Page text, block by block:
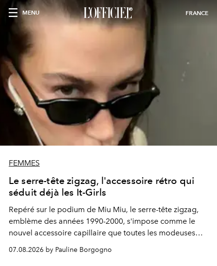
MENU FRANCE
FEMMES
Le serre-tête zigzag, l'accessoire rétro qui
séduit déjà les It-Girls
Repéré sur le podium de Miu Miu, le serre-tête zigzag,
emblème des années 1990-2000, s'impose comme le
nouvel accessoire capillaire que toutes les modeuses
s'arrachent déjà.
07.08.2026 by Pauline Borgogno